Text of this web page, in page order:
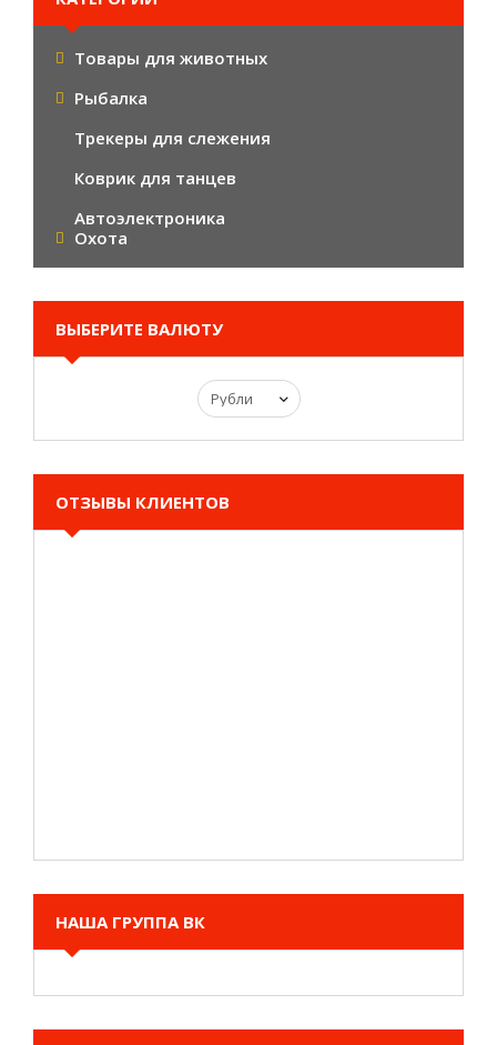
Товары для животных
Рыбалка
Трекеры для слежения
Коврик для танцев
Автоэлектроника
Охота
ВЫБЕРИТЕ ВАЛЮТУ
ОТЗЫВЫ КЛИЕНТОВ
НАША ГРУППА ВК